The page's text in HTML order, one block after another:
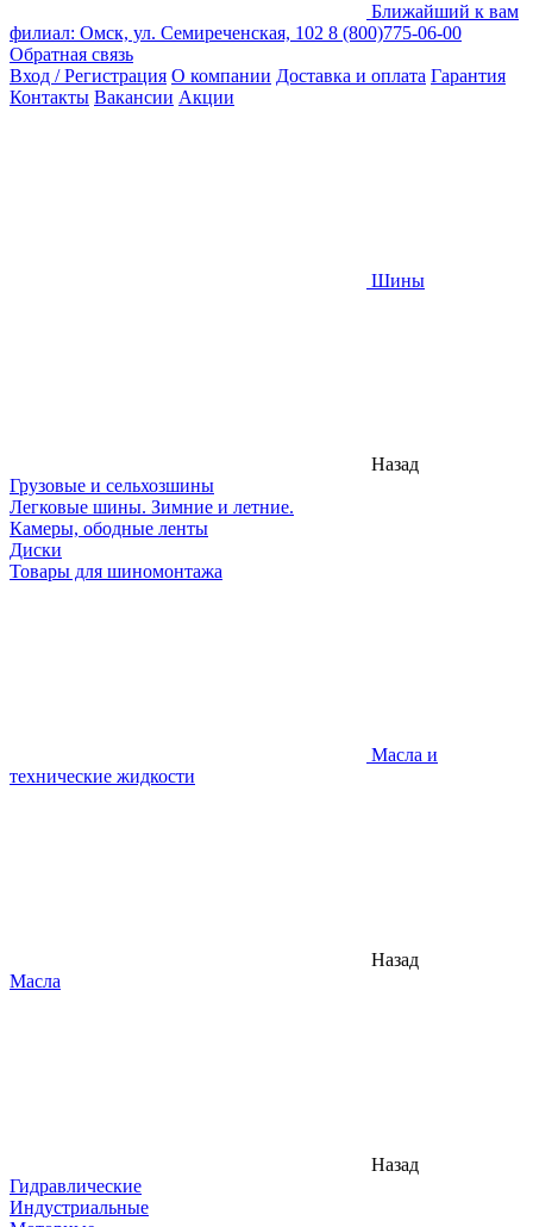
Ближайший к вам
филиал: Омск, ул. Семиреченская, 102 8 (800)775-06-00
Обратная связь
Вход / Регистрация О компании Доставка и оплата Гарантия
Контакты Вакансии Акции
Шины
Назад
Грузовые и сельхозшины
Легковые шины. Зимние и летние.
Камеры, ободные ленты
Диски
Товары для шиномонтажа
Масла и
технические жидкости
Назад
Масла
Назад
Гидравлические
Индустриальные